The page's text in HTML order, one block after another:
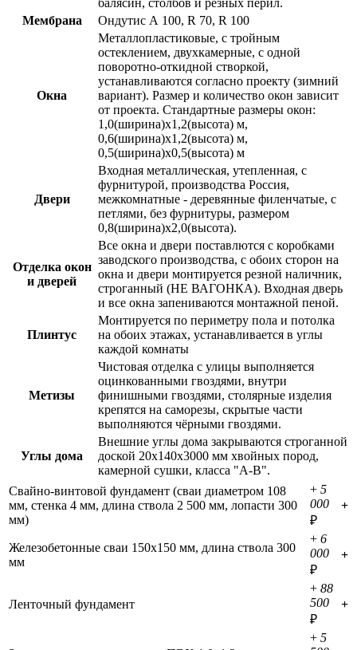
Мембрана
Ондутис А 100, R 70, R 100
Окна
Металлопластиковые, с тройным
остеклением, двухкамерные, с одной
поворотно-откидной створкой,
устанавливаются согласно проекту (зимний
вариант). Размер и количество окон зависит
от проекта. Стандартные размеры окон:
1,0(ширина)х1,2(высота) м,
0,6(ширина)х1,2(высота) м,
0,5(ширина)х0,5(высота) м
Двери
Входная металлическая, утепленная, с
фурнитурой, производства Россия,
межкомнатные - деревянные филенчатые, с
петлями, без фурнитуры, размером
0,8(ширина)х2,0(высота).
Отделка окон
и дверей
Все окна и двери поставлются с коробками
заводского производства, с обоих сторон на
окна и двери монтируется резной наличник,
строганный (НЕ ВАГОНКА). Входная дверь
и все окна запениваются монтажной пеной.
Плинтус
Монтируется по периметру пола и потолка
на обоих этажах, устанавливается в углы
каждой комнаты
Метизы
Чистовая отделка с улицы выполняется
оцинкованными гвоздями, внутри
финишными гвоздями, столярные изделия
крепятся на cаморезы, скрытые части
выполняются чёрными гвоздями.
Углы дома
Внешние углы дома закрываются строганной
доской 20х140х3000 мм хвойных пород,
камерной сушки, класса "А-В".
Свайно-винтовой фундамент (сваи диаметром 108
мм, стенка 4 мм, длина ствола 2 500 мм, лопасти 300
мм)
+ 5
000
₽
+
Железобетонные сваи 150х150 мм, длина ствола 300
мм
+ 6
000
₽
+
Ленточный фундамент
+ 88
500
₽
+
+ 5